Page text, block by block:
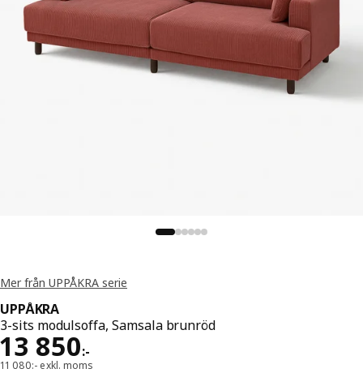
Mer från UPPÅKRA serie
UPPÅKRA
3-sits modulsoffa, Samsala brunröd
13 850:-
Pris 13850:-
11 080:- exkl. moms